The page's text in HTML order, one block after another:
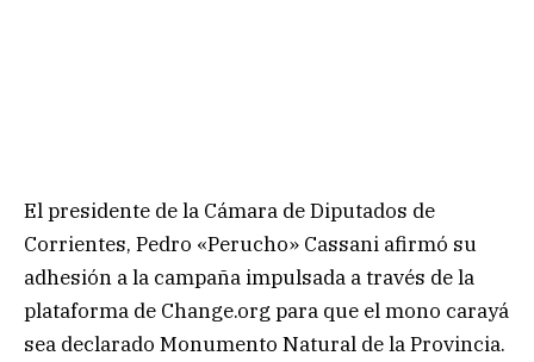
El presidente de la Cámara de Diputados de
Corrientes, Pedro «Perucho» Cassani afirmó su
adhesión a la campaña impulsada a través de la
plataforma de Change.org para que el mono carayá
sea declarado Monumento Natural de la Provincia.